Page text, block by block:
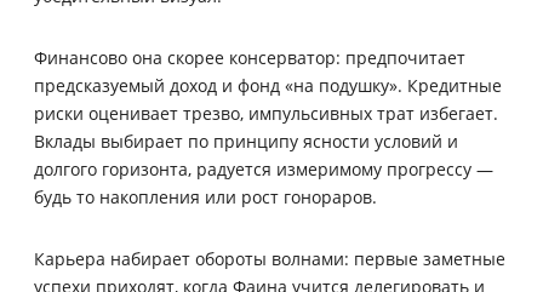
Финансово она скорее консерватор: предпочитает
предсказуемый доход и фонд «на подушку». Кредитные
риски оценивает трезво, импульсивных трат избегает.
Вклады выбирает по принципу ясности условий и
долгого горизонта, радуется измеримому прогрессу —
будь то накопления или рост гонораров.
Карьера набирает обороты волнами: первые заметные
успехи приходят, когда Фаина учится делегировать и